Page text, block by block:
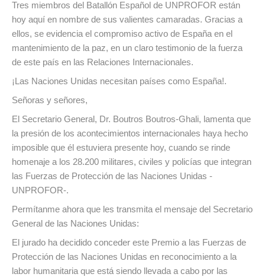
Tres miembros del Batallón Español de UNPROFOR están
hoy aquí en nombre de sus valientes camaradas. Gracias a
ellos, se evidencia el compromiso activo de España en el
mantenimiento de la paz, en un claro testimonio de la fuerza
de este país en las Relaciones Internacionales.
¡Las Naciones Unidas necesitan países como España!.
Señoras y señores,
El Secretario General, Dr. Boutros Boutros-Ghali, lamenta que
la presión de los acontecimientos internacionales haya hecho
imposible que él estuviera presente hoy, cuando se rinde
homenaje a los 28.200 militares, civiles y policías que integran
las Fuerzas de Protección de las Naciones Unidas -
UNPROFOR-.
Permítanme ahora que les transmita el mensaje del Secretario
General de las Naciones Unidas:
El jurado ha decidido conceder este Premio a las Fuerzas de
Protección de las Naciones Unidas en reconocimiento a la
labor humanitaria que está siendo llevada a cabo por las